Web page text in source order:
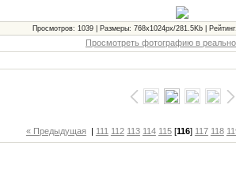
Просмотров: 1039 | Размеры: 768x1024px/281.5Kb |
Просмотреть фотографию в
« Предыдущая | 111 112 113 114 115[116] 117 118